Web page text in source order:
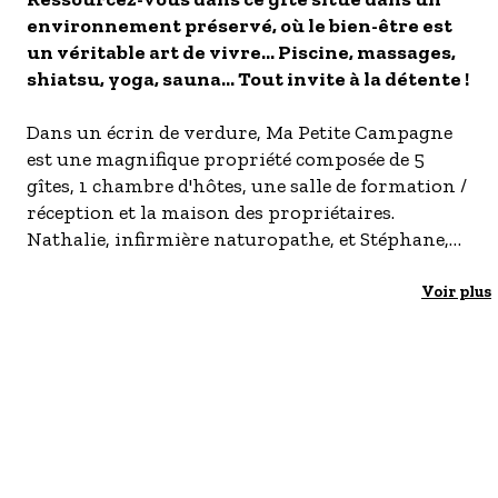
- Les établissements Accueil vélo
LES OFFRES MYPROVENCE
environnement préservé, où le bien-être est
un véritable art de vivre... Piscine, massages,
shiatsu, yoga, sauna... Tout invite à la détente !
Dans un écrin de verdure, Ma Petite Campagne
est une magnifique propriété composée de 5
gîtes, 1 chambre d'hôtes, une salle de formation /
réception et la maison des propriétaires.
Nathalie, infirmière naturopathe, et Stéphane,
Voir plus